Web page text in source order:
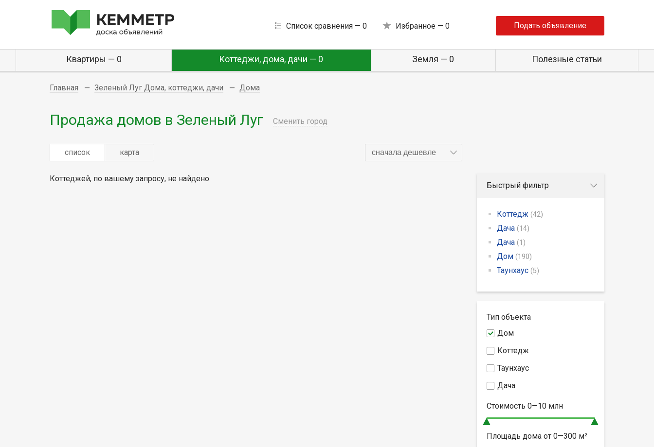
Список сравнения — 0 Избранное — 0 Подать объявление
Квартиры — 0 Коттеджи, дома, дачи — 0 Земля — 0 Полезные статьи
Главная Зеленый Луг Дома, коттеджи, дачи Дома
Продажа домов в Зеленый Луг Сменить город
список карта сначала дешевле
Коттеджей, по вашему запросу, не найдено
Быстрый фильтр
Коттедж (42)
Дача (14)
Дача (1)
Дом (190)
Таунхаус (5)
Тип объекта
Дом
Коттедж
Таунхаус
Дача
Стоимость 0—10млн
Площадь дома от 0—300м²